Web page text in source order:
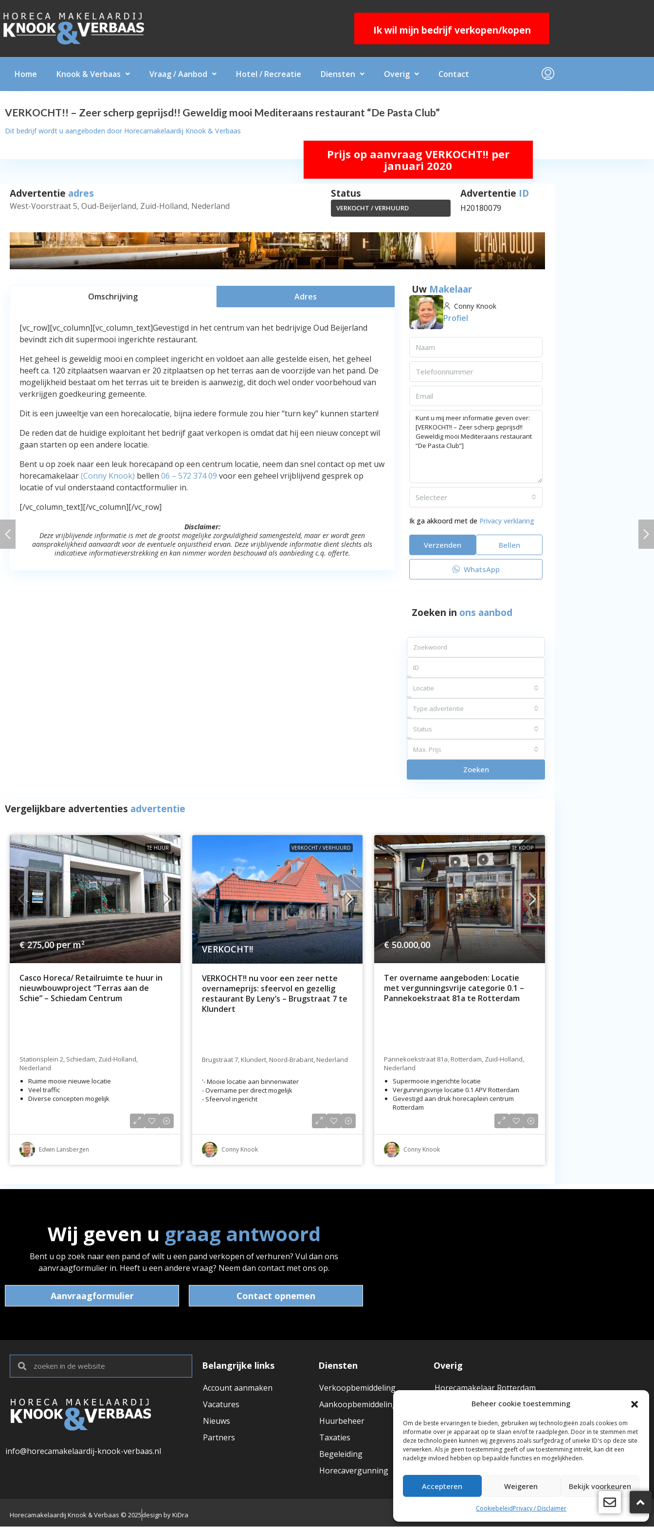
Beheer cookie toestemming
Om de beste ervaringen te bieden, gebruiken wij technologieën zoals cookies om
informatie over je apparaat op te slaan en/of te raadplegen. Door in te stemmen met
deze technologieën kunnen wij gegevens zoals surfgedrag of unieke ID's op deze site
verwerken. Als je geen toestemming geeft of uw toestemming intrekt, kan dit een
nadelige invloed hebben op bepaalde functies en mogelijkheden.
Accepteren Weigeren Bekijk voorkeuren
CookiebeleidPrivacy / Disclaimer
Ik wil mijn bedrijf verkopen/kopen
Home Knook & Verbaas Vraag / Aanbod Hotel / Recreatie Diensten Overig Contact
VERKOCHT!! – Zeer scherp geprijsd!! Geweldig mooi Mediteraans restaurant “De Pasta Club”
Dit bedrijf wordt u aangeboden door Horecamakelaardij Knook & Verbaas
Prijs op aanvraag VERKOCHT!! per
januari 2020
Advertentie adres
West-Voorstraat 5, Oud-Beijerland, Zuid-Holland, Nederland
Status
VERKOCHT / VERHUURD
Advertentie ID
H20180079
Omschrijving Adres
[vc_row][vc_column][vc_column_text]Gevestigd in het centrum van het bedrijvige Oud Beijerland
bevindt zich dit supermooi ingerichte restaurant.
Het geheel is geweldig mooi en compleet ingericht en voldoet aan alle gestelde eisen, het geheel
heeft ca. 120 zitplaatsen waarvan er 20 zitplaatsen op het terras aan de voorzijde van het pand. De
mogelijkheid bestaat om het terras uit te breiden is aanwezig, dit doch wel onder voorbehoud van
verkrijgen goedkeuring gemeente.
Dit is een juweeltje van een horecalocatie, bijna iedere formule zou hier “turn key” kunnen starten!
De reden dat de huidige exploitant het bedrijf gaat verkopen is omdat dat hij een nieuw concept wil
gaan starten op een andere locatie.
Bent u op zoek naar een leuk horecapand op een centrum locatie, neem dan snel contact op met uw
horecamakelaar(Conny Knook) bellen 06 – 572 374 09 voor een geheel vrijblijvend gesprek op
locatie of vul onderstaand contactformulier in.
[/vc_column_text][/vc_column][/vc_row]
Disclaimer:
Deze vrijblijvende informatie is met de grootst mogelijke zorgvuldigheid samengesteld, maar er wordt geen
aansprakelijkheid aanvaardt voor de eventuele onjuistheid ervan. Deze vrijblijvende informatie dient slechts als
indicatieve informatieverstrekking en kan nimmer worden beschouwd als aanbieding c.q. offerte.
Uw Makelaar
Conny Knook
Profiel
Selecteer
Ik ga akkoord met de Privacy verklaring
Verzenden Bellen
WhatsApp
Zoeken in ons aanbod
Locatie
Type advertentie
Status
Max. Prijs
Zoeken
Vergelijkbare advertenties advertentie
TE HUUR
€ 275,00per m²
Casco Horeca/ Retailruimte te huur in
nieuwbouwproject “Terras aan de
Schie” – Schiedam Centrum
Stationsplein 2, Schiedam, Zuid-Holland,
Nederland
Ruime mooie nieuwe locatie
Veel traffic
Diverse concepten mogelijk
Edwin Lansbergen
VERKOCHT / VERHUURD
VERKOCHT!!
VERKOCHT!! nu voor een zeer nette
overnameprijs: sfeervol en gezellig
restaurant By Leny’s – Brugstraat 7 te
Klundert
Brugstraat 7, Klundert, Noord-Brabant, Nederland
'- Mooie locatie aan binnenwater
- Overname per direct mogelijk
- Sfeervol ingericht
Conny Knook
TE KOOP
€ 50.000,00
Ter overname aangeboden: Locatie
met vergunningsvrije categorie 0.1 –
Pannekoekstraat 81a te Rotterdam
Pannekoekstraat 81a, Rotterdam, Zuid-Holland,
Nederland
Supermooie ingerichte locatie
Vergunningsvrije locatie 0.1 APV Rotterdam
Gevestigd aan druk horecaplein centrum
Rotterdam
Conny Knook
Wij geven u graag antwoord
Bent u op zoek naar een pand of wilt u een pand verkopen of verhuren? Vul dan ons
aanvraagformulier in. Heeft u een andere vraag? Neem dan contact met ons op.
Aanvraagformulier Contact opnemen
info@horecamakelaardij-knook-verbaas.nl
Belangrijke links
Account aanmaken
Vacatures
Nieuws
Partners
Diensten
Verkoopbemiddeling
Aankoopbemiddeling
Huurbeheer
Taxaties
Begeleiding
Horecavergunning
Overig
Horecamakelaar Rotterdam
Horecamakelaar Eindhoven
Horecamakelaar Amsterdam
Volg ons op
Horecamakelaardij Knook & Verbaas © 2025design by KiDra